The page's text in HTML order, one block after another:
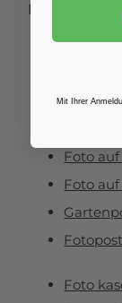
Produkte
Foto
Foto
Foto
Foto
Mit Ihrer